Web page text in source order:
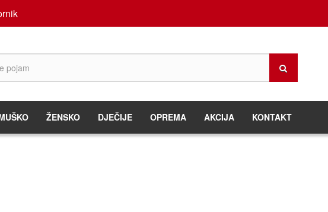
ŽENSKO DJEČIJE OPREMA AKCIJA KONTAKT